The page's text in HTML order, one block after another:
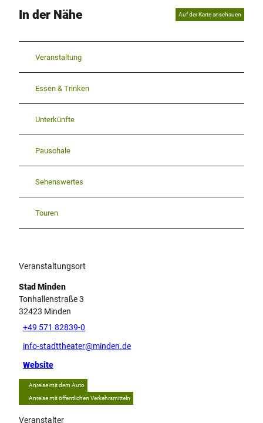
In der Nähe Auf der Karte anschauen
Veranstaltung
Essen & Trinken
Unterkünfte
Pauschale
Sehenswertes
Touren
Veranstaltungsort
Stad Minden
Tonhallenstraße 3
32423 Minden
+49 571 82839-0
info-stadttheater@minden.de
Website
Anreise mit dem Auto
Anreise mit öffentlichen Verkehrsmitteln
Veranstalter